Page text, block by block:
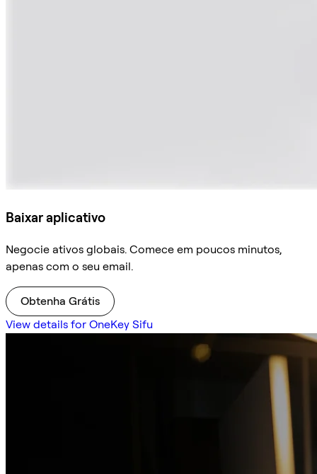
Baixar aplicativo
Negocie ativos globais. Comece em poucos minutos,
apenas com o seu email.
Obtenha Grátis
View details for OneKey Sifu